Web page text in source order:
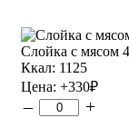
Слойка с мясом
Ккал: 1125
Цена: +330₽
– +